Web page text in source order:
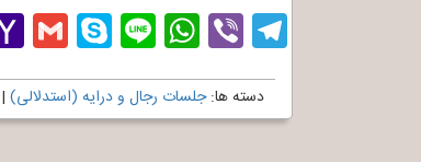
Telegram
Viber
Line
دسته ها: جلسات رجال و درایه (استدلالی) |